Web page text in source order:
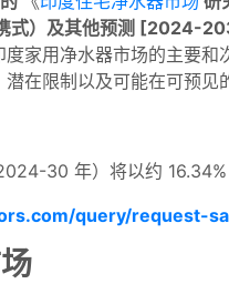
式）及其他预测 [2024-
家用净水器市场的主要
在限制以及可能在可预见
30 年）将以约 16.34%
query/request-